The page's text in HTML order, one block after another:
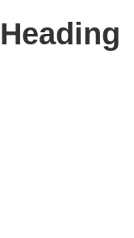
Heading